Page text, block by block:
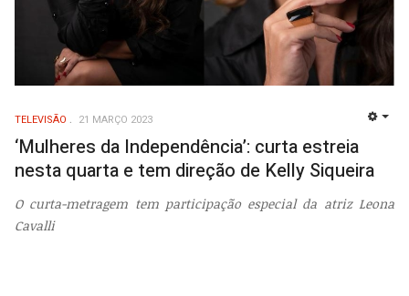
TELEVISÃO 21 MARÇO 2023
‘Mulheres da Independência’: curta estreia
nesta quarta e tem direção de Kelly Siqueira
O curta-metragem tem participação especial da atriz Leona
Cavalli